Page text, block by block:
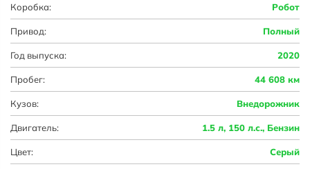
Коробка: Робот
Привод: Полный
Год выпуска: 2020
Пробег: 44 608 км
Кузов: Внедорожник
Двигатель: 1.5 л, 150 л.с., Бензин
Цвет: Серый